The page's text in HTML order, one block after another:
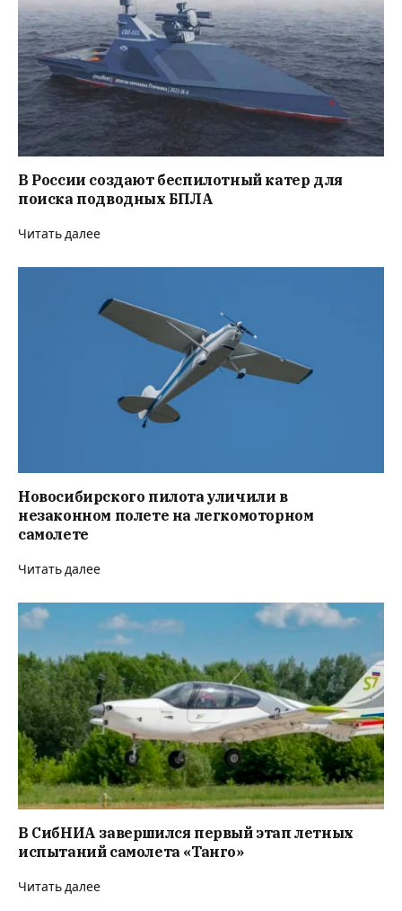
В России создают беспилотный катер для
поиска подводных БПЛА
Читать далее
Новосибирского пилота уличили в
незаконном полете на легкомоторном
самолете
Читать далее
В СибНИА завершился первый этап летных
испытаний самолета «Танго»
Читать далее